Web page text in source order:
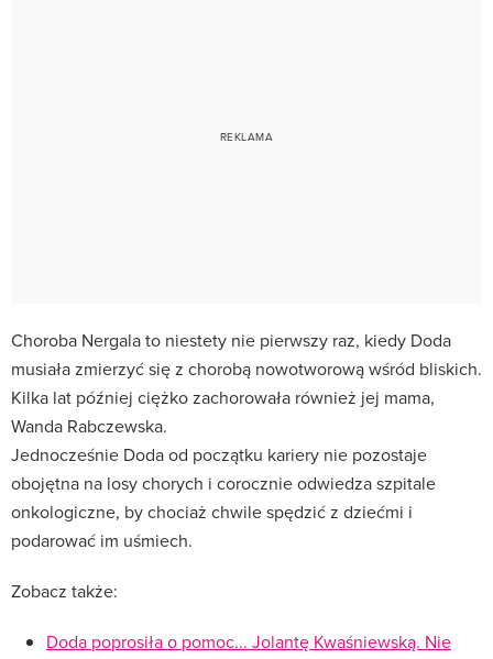
Choroba Nergala to niestety nie pierwszy raz, kiedy Doda
musiała zmierzyć się z chorobą nowotworową wśród bliskich.
Kilka lat później ciężko zachorowała również jej mama,
Wanda Rabczewska.
Jednocześnie Doda od początku kariery nie pozostaje
obojętna na losy chorych i corocznie odwiedza szpitale
onkologiczne, by chociaż chwile spędzić z dziećmi i
podarować im uśmiech.
Zobacz także:
Doda poprosiła o pomoc... Jolantę Kwaśniewską. Nie